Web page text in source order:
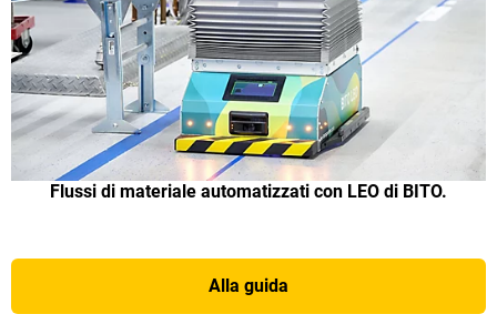
Flussi di materiale automatizzati con LEO di BITO.
Alla guida